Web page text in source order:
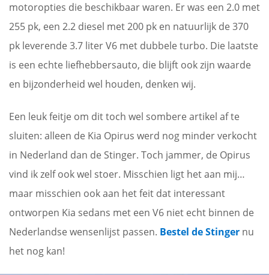
motoropties die beschikbaar waren. Er was een 2.0 met
255 pk, een 2.2 diesel met 200 pk en natuurlijk de 370
pk leverende 3.7 liter V6 met dubbele turbo. Die laatste
is een echte liefhebbersauto, die blijft ook zijn waarde
en bijzonderheid wel houden, denken wij.
Een leuk feitje om dit toch wel sombere artikel af te
sluiten: alleen de Kia Opirus werd nog minder verkocht
in Nederland dan de Stinger. Toch jammer, de Opirus
vind ik zelf ook wel stoer. Misschien ligt het aan mij…
maar misschien ook aan het feit dat interessant
ontworpen Kia sedans met een V6 niet echt binnen de
Nederlandse wensenlijst passen. Bestel de Stinger nu
het nog kan!